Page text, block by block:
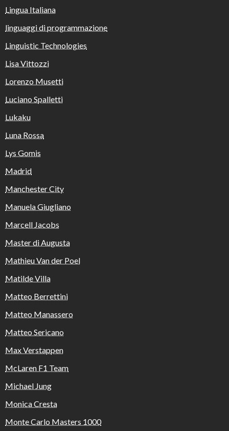
Lingua Italiana
linguaggi di programmazione
Linguistic Technologies
Lisa Vittozzi
Lorenzo Musetti
Luciano Spalletti
Lukaku
Luna Rossa
Lys Gomis
Madrid
Manchester City
Manuela Giugliano
Marcell Jacobs
Master di Augusta
Mathieu Van der Poel
Matilde Villa
Matteo Berrettini
Matteo Manassero
Matteo Sericano
Max Verstappen
McLaren F1 Team
Michael Jung
Monica Cresta
Monte Carlo Masters 1000